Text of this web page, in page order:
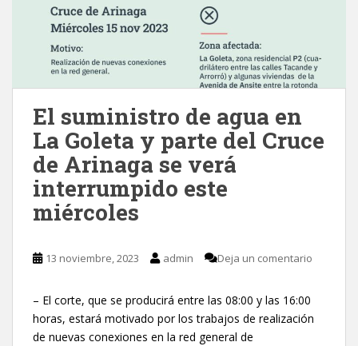
El suministro de agua en
La Goleta y parte del Cruce
de Arinaga se verá
interrumpido este
miércoles
13 noviembre, 2023 admin Deja un comentario
– El corte, que se producirá entre las 08:00 y las 16:00
horas, estará motivado por los trabajos de realización
de nuevas conexiones en la red general de